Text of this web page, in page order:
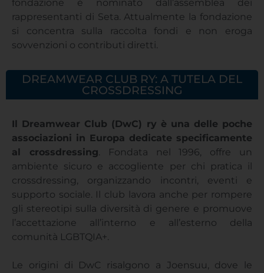
fondazione è nominato dall’assemblea dei
rappresentanti di Seta. Attualmente la fondazione
si concentra sulla raccolta fondi e non eroga
sovvenzioni o contributi diretti.
DREAMWEAR CLUB RY: A TUTELA DEL
CROSSDRESSING
Il Dreamwear Club (DwC) ry è una delle poche
associazioni in Europa dedicate specificamente
al crossdressing. Fondata nel 1996, offre un
ambiente sicuro e accogliente per chi pratica il
crossdressing, organizzando incontri, eventi e
supporto sociale. Il club lavora anche per rompere
gli stereotipi sulla diversità di genere e promuove
l’accettazione all’interno e all’esterno della
comunità LGBTQIA+.
Le origini di DwC risalgono a Joensuu, dove le